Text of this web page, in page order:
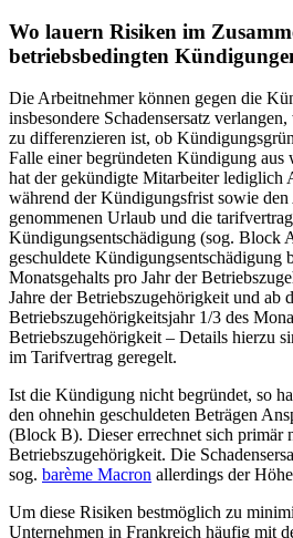
Wo lauern Risiken im
betriebsbedingten
Die Arbeitnehmer können gegen die
insbesondere Schadensersatz
zu differenzieren ist, ob
Falle einerbegründeten Kündigung
hat der gekündigte Mitarbeiter lediglich
während der Kündigungsfrist sowie
genommenen Urlaub und die
Kündigungsentschädigung (sog. Block
geschuldete Kündigungsentschädigung
Monatsgehalts pro Jahr der
Jahre der Betriebszugehörigkeit und ab
Betriebszugehörigkeitsjahr 1/3 des
Betriebszugehörigkeit – Details hierzu
im Tarifvertrag geregelt.
Ist die Kündigung nicht begründet, so
den ohnehin geschuldeten Beträgen
(Block B). Dieser errechnet sich primär
Betriebszugehörigkeit. Die
sog. barème Macron allerdings der
Um diese Risiken bestmöglich zu
Unternehmen in Frankreich häufig mit